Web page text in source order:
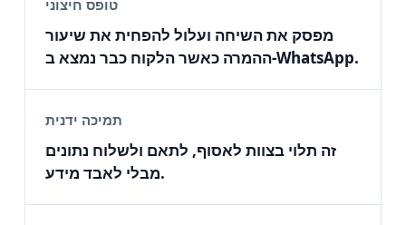
טופס חיצוני
מפסק את השיחה ועלול להפחית את שיעור
ההמרה כאשר הלקוח כבר נמצא ב‑WhatsApp.
תמיכה ידנית
זה תלוי בצוות לאסוף, לתאם ולשלוח נתונים
מבלי לאבד מידע.